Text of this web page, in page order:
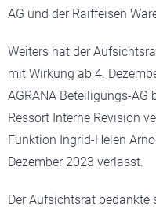
AG und der Raiffeisen
Weiters hat der
mit Wirkung ab 4.
AGRANA Beteiligungs-AG
Ressort Interne Revision
Funktion Ingrid-Helen
Dezember 2023 verlässt.
Der Aufsichtsrat bedankte